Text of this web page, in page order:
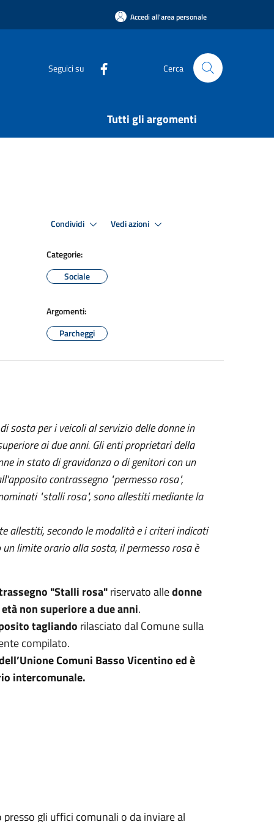
Accedi all'area personale
Seguici su Cerca
Tutti gli argomenti
Condividi Vedi azioni
Categorie:
Sociale
Argomenti:
Parcheggi
per i veicoli al servizio delle donne in
ai due anni. Gli enti proprietari della
in stato di gravidanza o di genitori con un
contrassegno "permesso rosa",
"stalli rosa", sono allestiti mediante la
allestiti, secondo le modalità e i criteri indicati
limite orario alla sosta, il permesso rosa è
"Stalli rosa"riservato alledonne
non superiore a due anni.
tagliando rilasciato dal Comune sulla
compilato.
Comuni Basso Vicentino ed è
intercomunale.
gli uffici comunali o da inviare al